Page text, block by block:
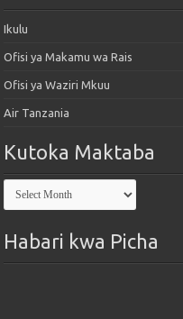
Ikulu
Ofisi ya Makamu wa Rais
Ofisi ya Waziri Mkuu
Air Tanzania
Kutoka Maktaba
Kutoka
Maktaba
Habari kwa Picha